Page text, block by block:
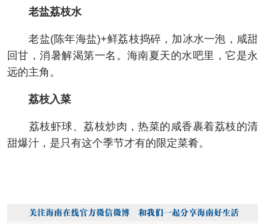
老盐荔枝水
老盐(陈年海盐)+鲜荔枝捣碎，加冰水一泡，咸甜
回甘，消暑解渴第一名。海南夏天的水吧里，它是永
远的主角。
荔枝入菜
荔枝虾球、荔枝炒肉，热菜的咸香裹着荔枝的清
甜爆汁，是只有这个季节才有的限定菜肴。